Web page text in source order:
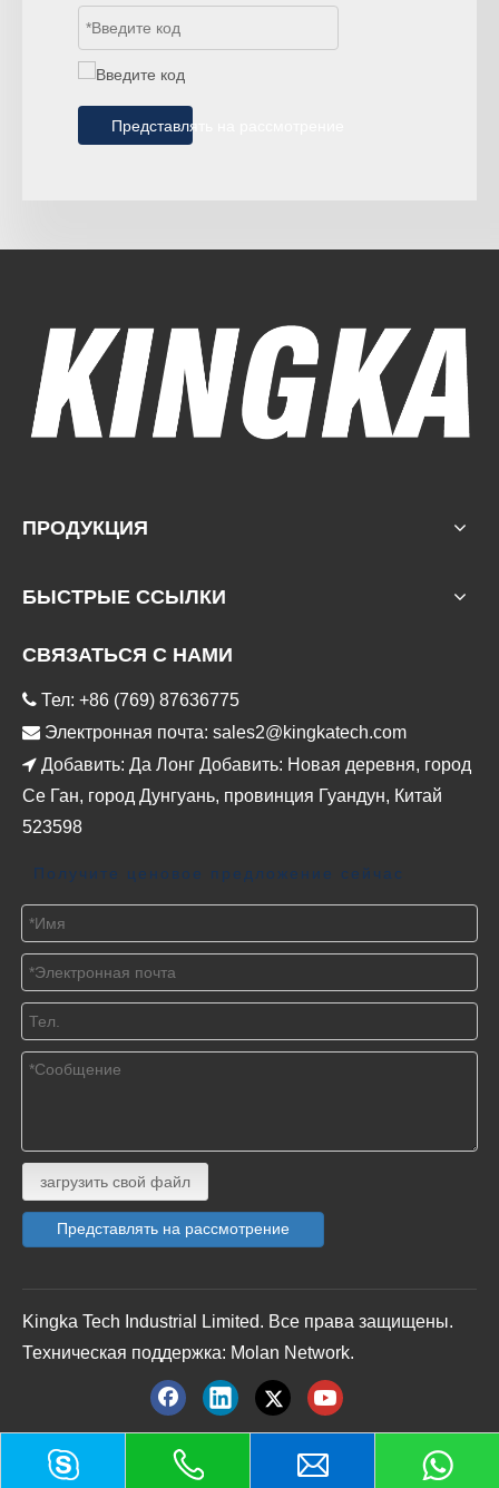
Представлять на рассмотрение
ПРОДУКЦИЯ
БЫСТРЫЕ ССЫЛКИ
СВЯЗАТЬСЯ С НАМИ
 Тел: +86 (769) 87636775
 Электронная почта: sales2@kingkatech.com
 Добавить: Да Лонг Добавить: Новая деревня, город
Се Ган, город Дунгуань, провинция Гуандун, Китай
523598
Получите ценовое предложение сейчас
Получите ценовое предложение сейчас
загрузить свой файл
Представлять на рассмотрение
Kingka Tech Industrial Limited. Все права защищены.
Техническая поддержка: Molan Network.